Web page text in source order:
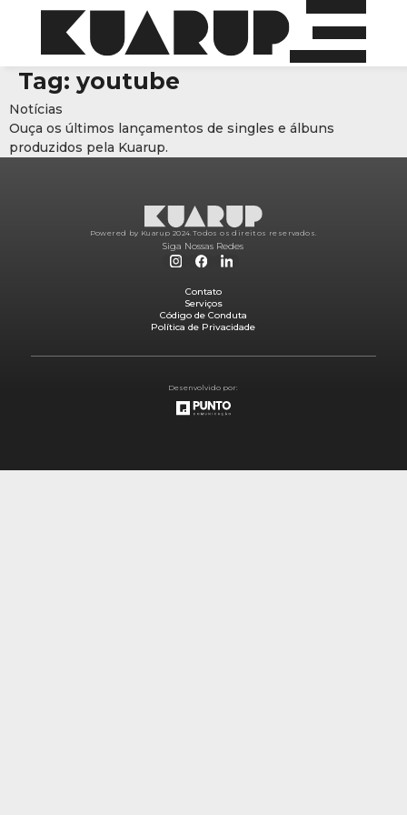
Tag: youtube
Notícias
Ouça os últimos lançamentos de singles e álbuns
produzidos pela Kuarup.
Powered by Kuarup 2024. Todos os direitos reservados.
Siga Nossas Redes
Contato
Serviços
Código de Conduta
Política de Privacidade
Desenvolvido por: